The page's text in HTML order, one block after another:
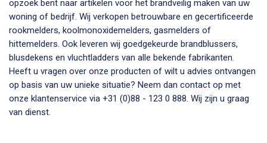
opzoek bent naar artikelen voor het brandveilig maken van uw
woning of bedrijf. Wij verkopen betrouwbare en gecertificeerde
rookmelders, koolmonoxidemelders, gasmelders of
hittemelders. Ook leveren wij goedgekeurde brandblussers,
blusdekens en vluchtladders van alle bekende fabrikanten.
Heeft u vragen over onze producten of wilt u advies ontvangen
op basis van uw unieke situatie? Neem dan contact op met
onze klantenservice via +31 (0)88 - 123 0 888. Wij zijn u graag
van dienst.